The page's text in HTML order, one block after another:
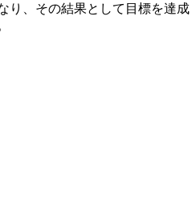
り、その結果として目標を達成